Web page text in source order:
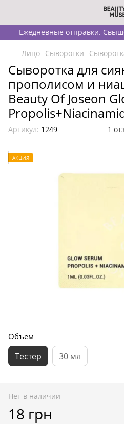
Ежедневные отправки.
Лицо Сыворотки
Сыворотка для
прополисом и
Beauty Of Joseon
Артикул: 1249 1
АКЦИЯ
Объем
Тестер 30 мл
Нет в наличии
18 грн